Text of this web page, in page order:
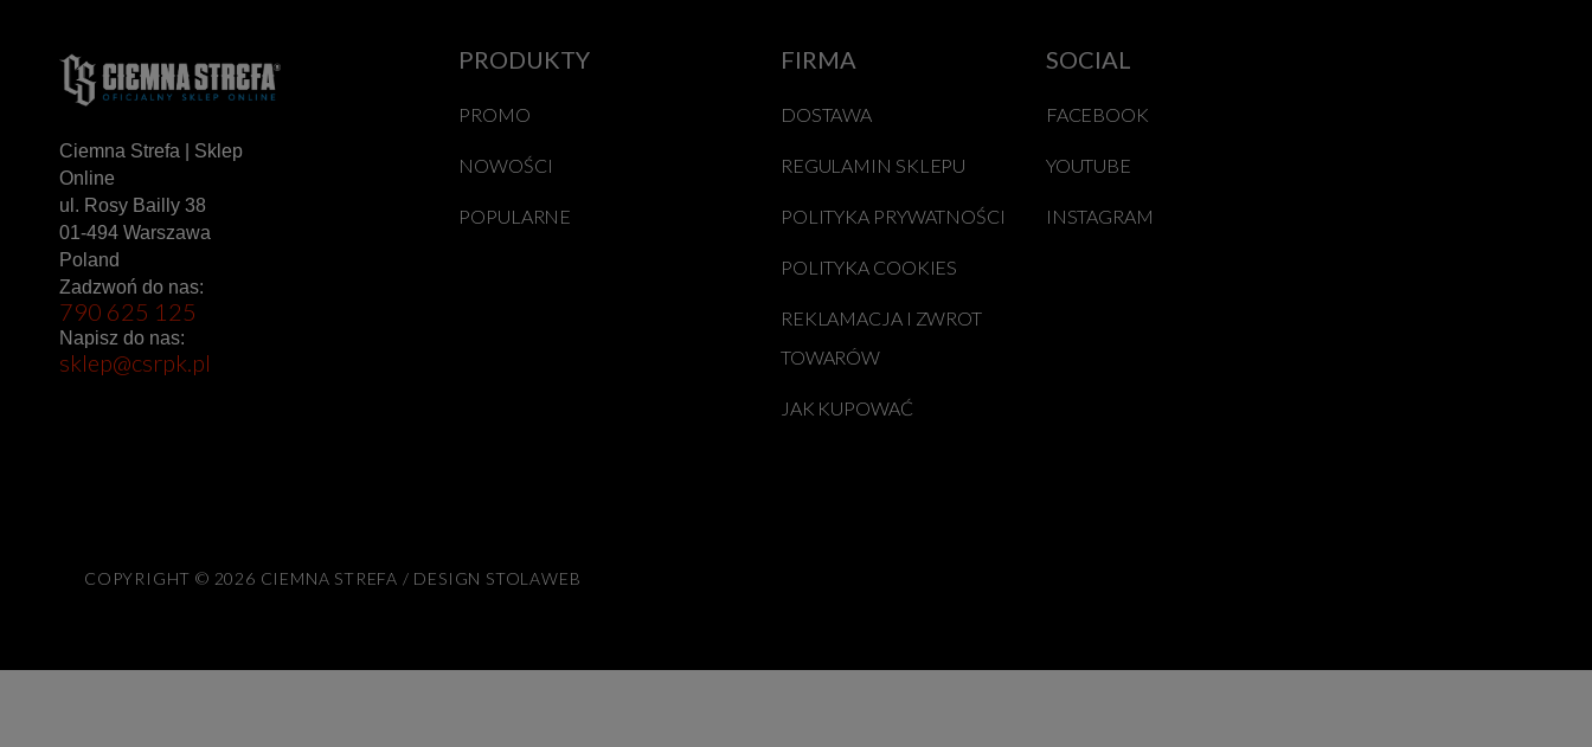
Ciemna Strefa | Sklep
Online
ul. Rosy Bailly 38
01-494 Warszawa
Poland
Zadzwoń do nas:
790 625 125
Napisz do nas:
sklep@csrpk.pl
PRODUKTY
PROMO
NOWOŚCI
POPULARNE
FIRMA
DOSTAWA
REGULAMIN SKLEPU
POLITYKA PRYWATNOŚCI
POLITYKA COOKIES
REKLAMACJA I ZWROT
TOWARÓW
JAK KUPOWAĆ
SOCIAL
FACEBOOK
YOUTUBE
INSTAGRAM
COPYRIGHT © 2026 CIEMNA STREFA / DESIGN STOLAWEB